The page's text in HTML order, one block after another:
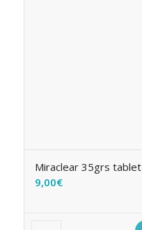
Miraclear 35grs tablet
9,00€